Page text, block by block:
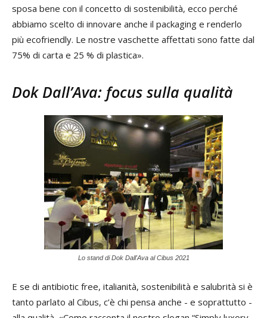
sposa bene con il concetto di sostenibilità, ecco perché
abbiamo scelto di innovare anche il packaging e renderlo
più ecofriendly. Le nostre vaschette affettati sono fatte dal
75% di carta e 25 % di plastica».
Dok Dall’Ava: focus sulla qualità
Lo stand di Dok Dall'Ava al Cibus 2021
E se di antibiotic free, italianità, sostenibilità e salubrità si è
tanto parlato al Cibus, c’è chi pensa anche - e soprattutto -